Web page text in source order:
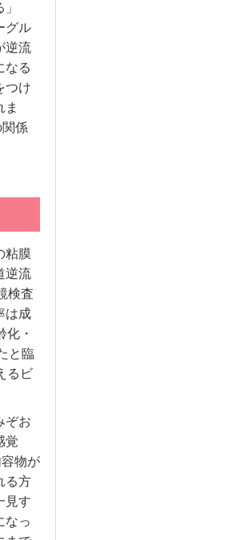
グル
逆流
なる
つけ
ま
係
粘膜
逆流
検査
は成
化・
と臨
るビ
ぞお
覚
物が
る方
見す
なっ